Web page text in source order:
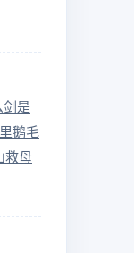
剑是
鹅毛
救母